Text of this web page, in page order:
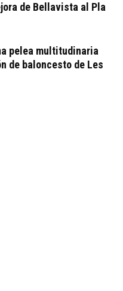
de Bellavista al Pla
pelea multitudinaria
de baloncesto de Les